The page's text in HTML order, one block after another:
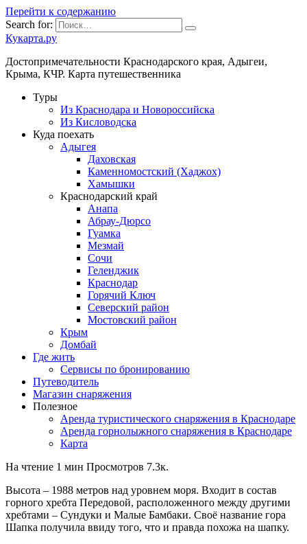
Перейти к содержанию
Search for:
Кукарта.ру
Достопримечательности Краснодарского края, Адыгеи,
Крыма, КЧР. Карта путешественника
Туры
Из Краснодара и Новороссийска
Из Кисловодска
Куда поехать
Адыгея
Даховская
Каменномостский (Хаджох)
Хамышки
Краснодарский край
Анапа
Абрау-Дюрсо
Гуамка
Мезмай
Сочи
Геленджик
Краснодар
Горячий Ключ
Северский район
Мостовский район
Крым
Домбай
Где жить
Сервисы по бронированию
Путеводитель
Магазин снаряжения
Полезное
Аренда туристического снаряжения в Краснодаре
Аренда горнолыжного снаряжения в Краснодаре
Карта
На чтение 1 мин Просмотров 7.3к.
Высота – 1988 метров над уровнем моря. Входит в состав
горного хребта Передовой, расположенного между другими
хребтами – Сундуки и Малые Бамбаки. Своё название гора
Шапка получила ввиду того, что и правда похожа на шапку.